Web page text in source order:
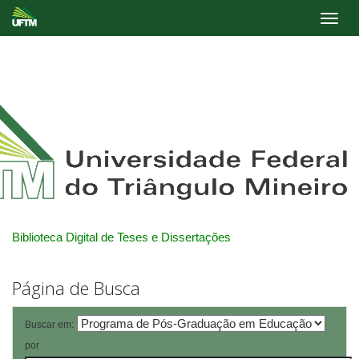
Biblioteca Digital de Teses e Dissertações
Página de Busca
Buscar em:
por